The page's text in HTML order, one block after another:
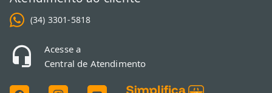
(34) 3301-5818
Acesse a
Central de Atendimento